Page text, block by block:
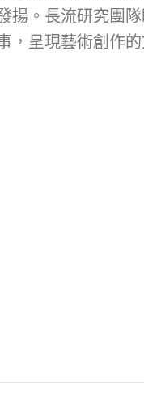
。長流研究團
呈現藝術創作的